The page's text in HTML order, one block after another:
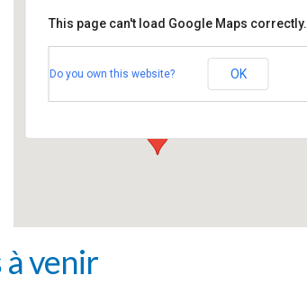
Église protestante St Pierre Le Vieux
1 place St Pierre le Vieux - Strasbourg
This page can't load Google Maps correctly.
Do you own this website? OK
venir